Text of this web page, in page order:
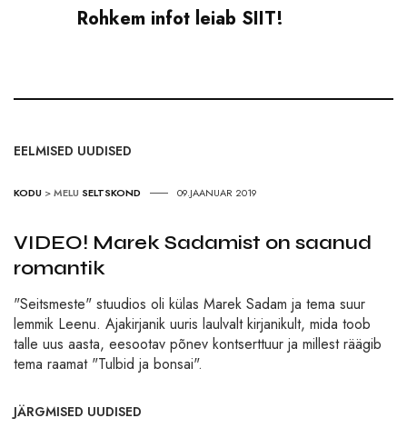
Rohkem infot leiab SIIT!
EELMISED UUDISED
KODU >MELU SELTSKOND 09.JAANUAR 2019
VIDEO! Marek Sadamist on saanud
romantik
"Seitsmeste" stuudios oli külas Marek Sadam ja tema suur
lemmik Leenu. Ajakirjanik uuris laulvalt kirjanikult, mida toob
talle uus aasta, eesootav põnev kontserttuur ja millest räägib
tema raamat "Tulbid ja bonsai".
JÄRGMISED UUDISED